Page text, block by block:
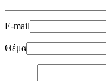
E-mail
Θέμα